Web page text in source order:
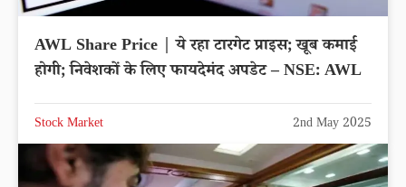
AWL Share Price | ये रहा टारगेट प्राइस; खूब कमाई
होगी; निवेशकों के लिए फायदेमंद अपडेट – NSE: AWL
Stock Market 2nd May 2025